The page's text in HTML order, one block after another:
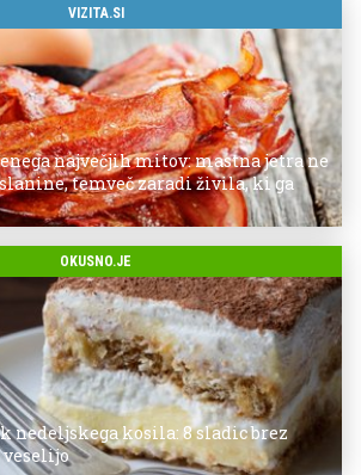
VIZITA.SI
največjih mitov: mastna jetra ne
temveč zaradi živila, ki ga
OKUSNO.JE
nedeljskega kosila: 8 sladic brez
veselijo